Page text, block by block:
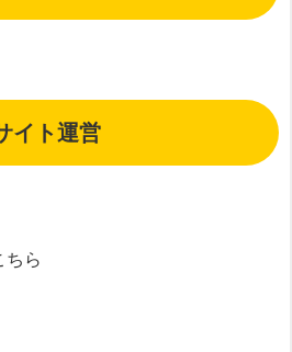
イト運営
ちら